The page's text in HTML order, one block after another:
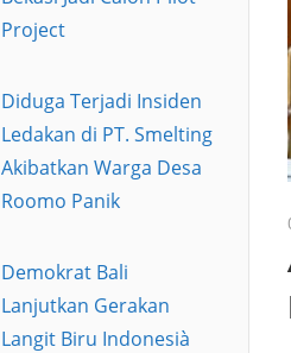
Project
Diduga Terjadi Insiden
Ledakan di PT. Smelting
Akibatkan Warga Desa
Roomo Panik
Demokrat Bali
Lanjutkan Gerakan
Langit Biru Indonesià